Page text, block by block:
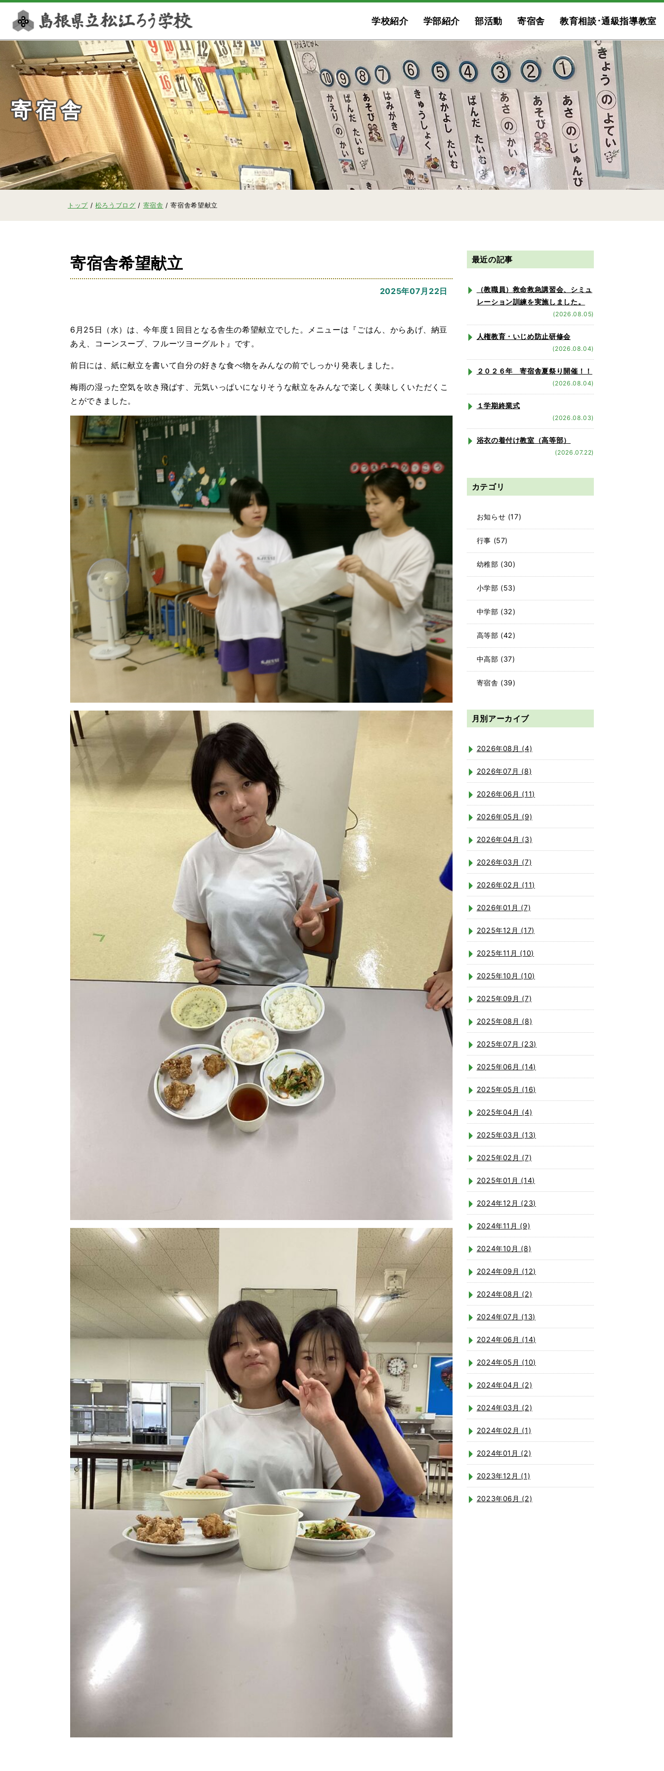
学校紹介 学部紹介 部活動 寄宿舎 教育相談･通級指導教室
寄宿舎
現
トップ/ 松ろうブログ / 寄宿舎 /寄宿舎希望献立
寄宿舎希望献立
2025年07月22日
6月25日（水）は、今年度１回目となる舎生の希望献立でした。メニューは『ごはん、からあげ、納豆
あえ、コーンスープ、フルーツヨーグルト』です。
前日には、紙に献立を書いて自分の好きな食べ物をみんなの前でしっかり発表しました。
梅雨の湿った空気を吹き飛ばす、元気いっぱいになりそうな献立をみんなで楽しく美味しくいただくこ
とができました。
最近の記事
（教職員）救命救急講習会、シミュ
レーション訓練を実施しました。
(2026.08.05)
人権教育・いじめ防止研修会
(2026.08.04)
２０２６年 寄宿舎夏祭り開催！！
(2026.08.04)
１学期終業式
(2026.08.03)
浴衣の着付け教室（高等部）
(2026.07.22)
カテゴリ
お知らせ (17)
行事 (57)
幼稚部 (30)
小学部 (53)
中学部 (32)
高等部 (42)
中高部 (37)
寄宿舎 (39)
月別アーカイブ
2026年08月 (4)
2026年07月 (8)
2026年06月 (11)
2026年05月 (9)
2026年04月 (3)
2026年03月 (7)
2026年02月 (11)
2026年01月 (7)
2025年12月 (17)
2025年11月 (10)
2025年10月 (10)
2025年09月 (7)
2025年08月 (8)
2025年07月 (23)
2025年06月 (14)
2025年05月 (16)
2025年04月 (4)
2025年03月 (13)
2025年02月 (7)
2025年01月 (14)
2024年12月 (23)
2024年11月 (9)
2024年10月 (8)
2024年09月 (12)
2024年08月 (2)
2024年07月 (13)
2024年06月 (14)
2024年05月 (10)
2024年04月 (2)
2024年03月 (2)
2024年02月 (1)
2024年01月 (2)
2023年12月 (1)
2023年06月 (2)